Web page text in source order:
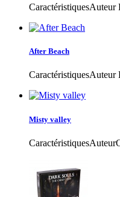
After Beach
Misty valley